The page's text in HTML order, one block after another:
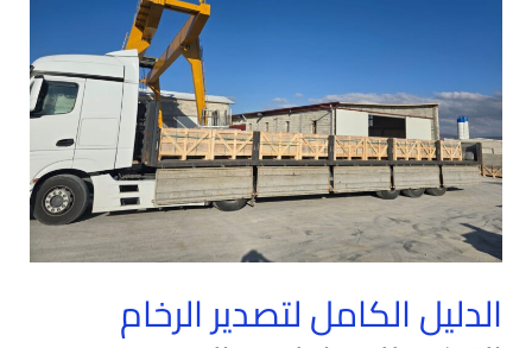
الدليل الكامل لتصدير الرخام
للمقاولين
والمستوردين
وأصحاب
المشاريع..
نصائح
مصنع
قربي